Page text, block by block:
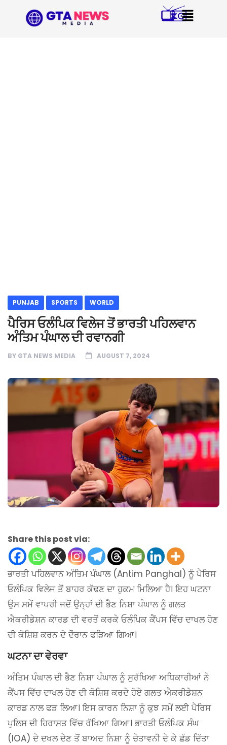
PUNJAB SPORTS WORLD
ਪੈਰਿਸ ਓਲੰਪਿਕ ਵਿਲੇਜ ਤੋਂ ਭਾਰਤੀ ਪਹਿਲਵਾਨ
ਅੰਤਿਮ ਪੰਘਾਲ ਦੀ ਰਵਾਨਗੀ
BY GTA NEWS MEDIA AUGUST 7, 2024
Share this post via:
ਭਾਰਤੀ ਪਹਿਲਵਾਨ ਅੰਤਿਮ ਪੰਘਾਲ (Antim Panghal) ਨੂੰ ਪੈਰਿਸ
ਓਲੰਪਿਕ ਵਿਲੇਜ ਤੋਂ ਬਾਹਰ ਕੱਢਣ ਦਾ ਹੁਕਮ ਮਿਲਿਆ ਹੈ। ਇਹ ਘਟਨਾ
ਉਸ ਸਮੇਂ ਵਾਪਰੀ ਜਦੋਂ ਉਨ੍ਹਾਂ ਦੀ ਭੈਣ ਨਿਸ਼ਾ ਪੰਘਾਲ ਨੂੰ ਗਲਤ
ਐਕਰੀਡੇਸ਼ਨ ਕਾਰਡ ਦੀ ਵਰਤੋਂ ਕਰਕੇ ਓਲੰਪਿਕ ਕੈਂਪਸ ਵਿੱਚ ਦਾਖਲ ਹੋਣ
ਦੀ ਕੋਸ਼ਿਸ਼ ਕਰਨ ਦੇ ਦੌਰਾਨ ਫੜਿਆ ਗਿਆ।
ਘਟਨਾ ਦਾ ਵੇਰਵਾ
ਅੰਤਿਮ ਪੰਘਾਲ ਦੀ ਭੈਣ ਨਿਸ਼ਾ ਪੰਘਾਲ ਨੂੰ ਸੁਰੱਖਿਆ ਅਧਿਕਾਰੀਆਂ ਨੇ
ਕੈਂਪਸ ਵਿੱਚ ਦਾਖਲ ਹੋਣ ਦੀ ਕੋਸ਼ਿਸ਼ ਕਰਦੇ ਹੋਏ ਗਲਤ ਐਕਰੀਡੇਸ਼ਨ
ਕਾਰਡ ਨਾਲ ਫੜ ਲਿਆ। ਇਸ ਕਾਰਨ ਨਿਸ਼ਾ ਨੂੰ ਕੁਝ ਸਮੇਂ ਲਈ ਪੈਰਿਸ
ਪੁਲਿਸ ਦੀ ਹਿਰਾਸਤ ਵਿੱਚ ਰੱਖਿਆ ਗਿਆ। ਭਾਰਤੀ ਓਲੰਪਿਕ ਸੰਘ
(IOA) ਦੇ ਦਖਲ ਦੇਣ ਤੋਂ ਬਾਅਦ ਨਿਸ਼ਾ ਨੂੰ ਚੇਤਾਵਨੀ ਦੇ ਕੇ ਛੱਡ ਦਿੱਤਾ